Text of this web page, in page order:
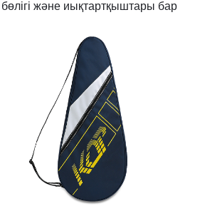
бөлігі және иықтартқыштары бар